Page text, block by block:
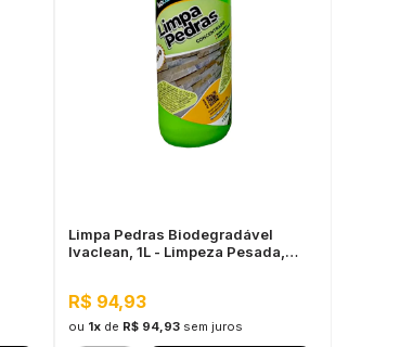
Limpa Pedras Biodegradável
Ivaclean, 1L - Limpeza Pesada,
R$ 94,93
ou 1xde R$ 94,93 sem juros